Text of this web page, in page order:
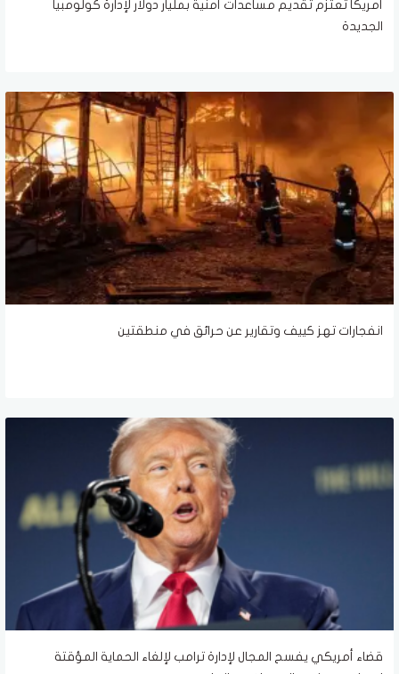
أمريكا تعتزم تقديم مساعدات أمنية بمليار دولار لإدارة كولومبيا
الجديدة
انفجارات تهز كييف وتقارير عن حرائق في منطقتين
قضاء أمريكي يفسح المجال لإدارة ترامب لإلغاء الحماية المؤقتة